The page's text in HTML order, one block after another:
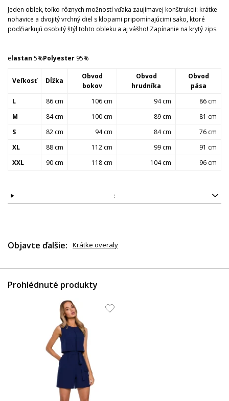
Jeden oblek, toľko rôznych možností vďaka zaujímavej konštrukcii: krátke
nohavice a dvojitý vrchný diel s klopami pripomínajúcimi sako, ktoré
podčiarkujú osobitý štýl tohto obleku a aj vášho! Zapínanie na krytý zips.
elastan 5%Polyester 95%
Veľkosť Dĺžka
Obvod
bokov
Obvod
hrudníka
Obvod
pása
L
86 cm 106 cm 94 cm
86 cm
M
84 cm 100 cm 89 cm
81 cm
S
82 cm 94 cm 84 cm
76 cm
XL
88 cm 112 cm 99 cm
91 cm
XXL
90 cm 118 cm 104 cm 96 cm
:
Objavte ďalšie: Krátke overaly
Prohlédnuté produkty